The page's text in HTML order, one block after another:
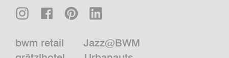
bwm retail
Jazz@BWM